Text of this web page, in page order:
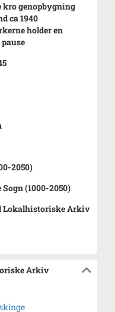
genopbygning
ca 1940
holder en
2050)
(1000-2050)
Lokalhistoriske Arkiv
Arkiv